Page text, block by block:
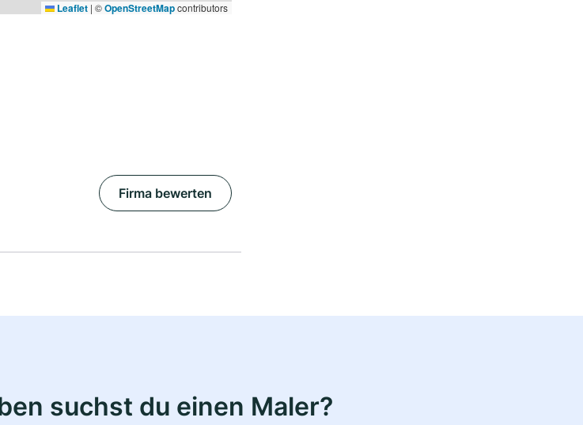
Leaflet | ©OpenStreetMapcontributors
Firma bewerten
suchst du einen Maler?